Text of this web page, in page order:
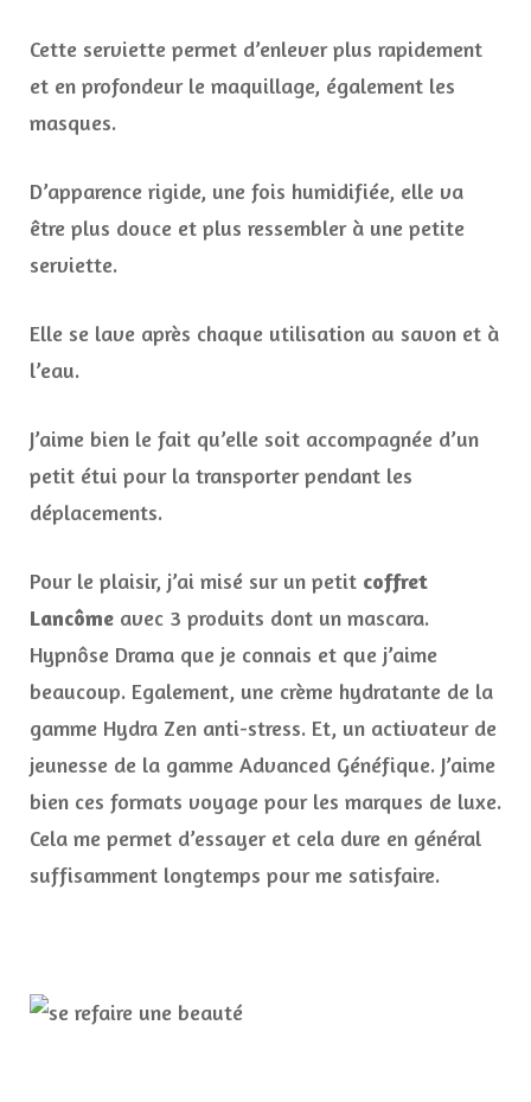
Cette serviette permet d’enlever plus rapidement
et en profondeur le maquillage, également les
masques.
D’apparence rigide, une fois humidifiée, elle va
être plus douce et plus ressembler à une petite
serviette.
Elle se lave après chaque utilisation au savon et à
l’eau.
J’aime bien le fait qu’elle soit accompagnée d’un
petit étui pour la transporter pendant les
déplacements.
Pour le plaisir, j’ai misé sur un petit coffret
Lancôme avec 3 produits dont un mascara.
Hypnôse Drama que je connais et que j’aime
beaucoup. Egalement, une crème hydratante de la
gamme Hydra Zen anti-stress. Et, un activateur de
jeunesse de la gamme Advanced Généfique. J’aime
bien ces formats voyage pour les marques de luxe.
Cela me permet d’essayer et cela dure en général
suffisamment longtemps pour me satisfaire.